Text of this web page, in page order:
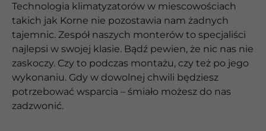
Technologia klimatyzatorów w miescowościach
takich jak Korne nie pozostawia nam żadnych
tajemnic. Zespół naszych monterów to specjaliści
najlepsi w swojej klasie. Bądź pewien, że nic nas nie
zaskoczy. Czy to podczas montażu, czy też po jego
wykonaniu. Gdy w dowolnej chwili będziesz
potrzebować wsparcia – śmiało możesz do nas
zadzwonić.